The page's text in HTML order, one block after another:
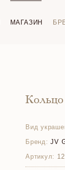
МАГАЗИН
Вид
Бренд: JV
Артикул: